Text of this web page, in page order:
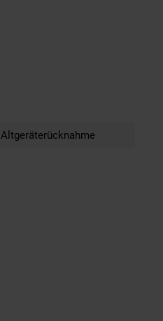
Altgeräterücknahme